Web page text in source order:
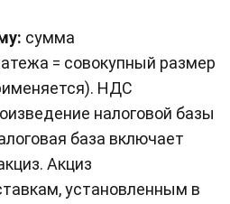
сумма
= совокупный размер
НДС
налоговой базы
база включает
Акциз
установленным в